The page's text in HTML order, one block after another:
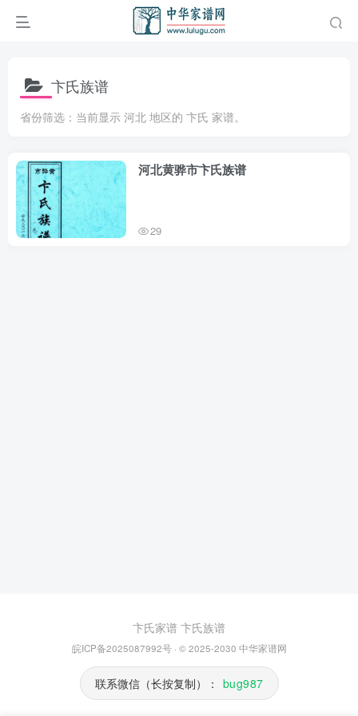
卞氏族谱
省份筛选：当前显示 河北 地区的 卞氏 家谱。
河北黄骅市卞氏族谱
29
卞氏家谱 卞氏族谱
皖ICP备2025087992号· © 2025-2030 中华家谱网
联系微信（长按复制）： bug987